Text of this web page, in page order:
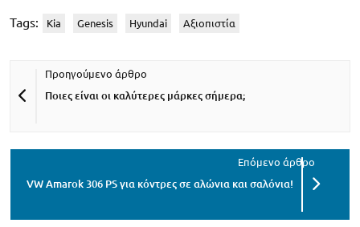
Tags: Kia Genesis Hyundai Αξιοπιστία
Ποιες είναι οι καλύτερες μάρκες σήμερα;
VW Amarok 306 PS για κόντρες σε αλώνια και σαλόνια!